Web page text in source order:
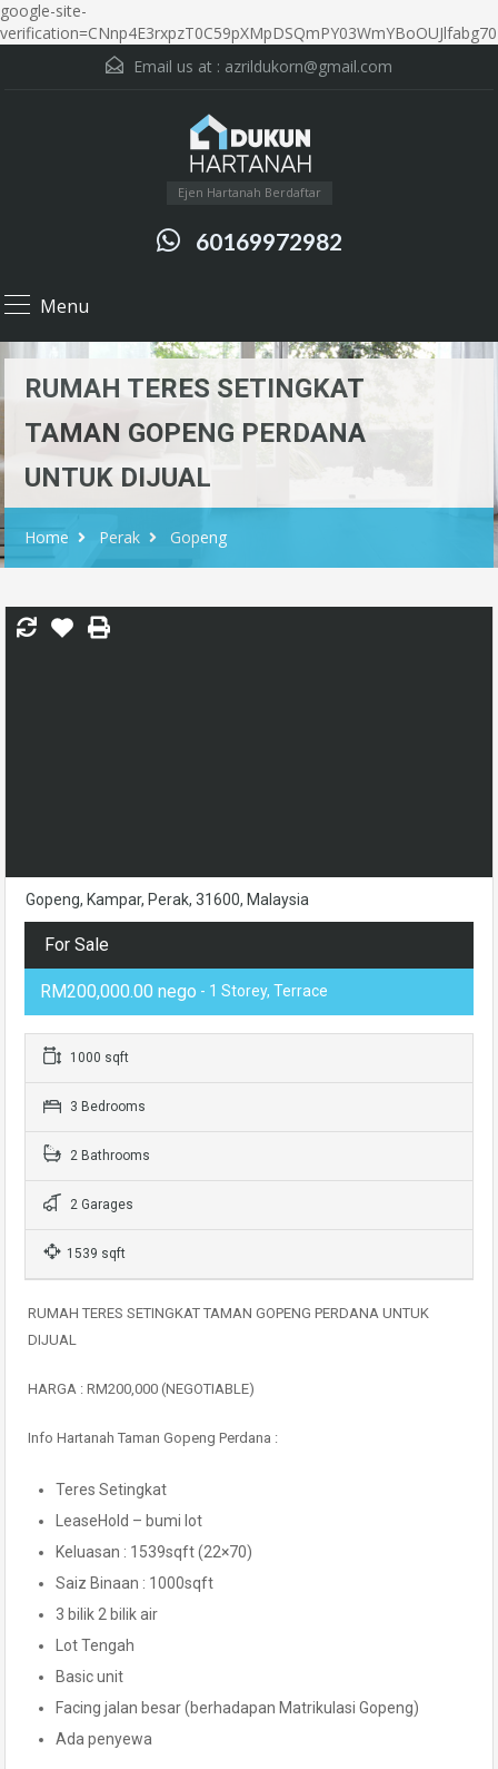
google-site-
verification=CNnp4E3rxpzT0C59pXMpDSQmPY03WmYBoOUJlfabg70
Email us at : azrildukorn@gmail.com
Ejen Hartanah Berdaftar
60169972982
Menu
RUMAH TERES SETINGKAT
TAMAN GOPENG PERDANA
UNTUK DIJUAL
Home Perak Gopeng
Gopeng, Kampar, Perak, 31600, Malaysia
For Sale
RM200,000.00 nego - 1 Storey, Terrace
1000 sqft
3 Bedrooms
2 Bathrooms
2 Garages
1539 sqft
RUMAH TERES SETINGKAT TAMAN GOPENG PERDANA UNTUK
DIJUAL
HARGA : RM200,000 (NEGOTIABLE)
Info Hartanah Taman Gopeng Perdana :
Teres Setingkat
LeaseHold – bumi lot
Keluasan : 1539sqft (22×70)
Saiz Binaan : 1000sqft
3 bilik 2 bilik air
Lot Tengah
Basic unit
Facing jalan besar (berhadapan Matrikulasi Gopeng)
Ada penyewa